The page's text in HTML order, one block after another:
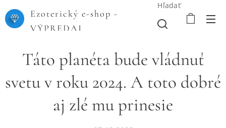
Ezoterický e-shop -
VÝPREDAJ
Hľadať
Táto planéta bude vládnuť
svetu v roku 2024. A toto dobré
aj zlé mu prinesie